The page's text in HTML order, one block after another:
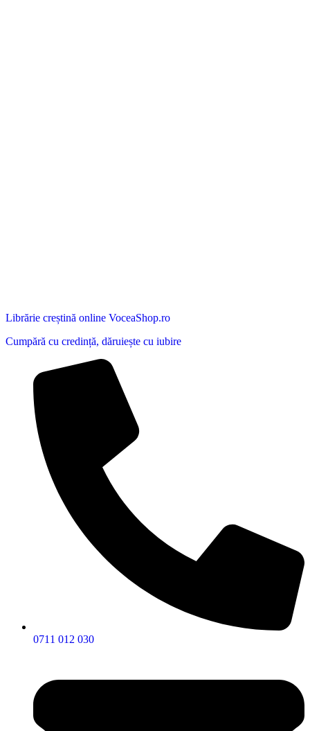
Librărie creștină online VoceaShop.ro
Cumpără cu credință, dăruiește cu iubire
0711 012 030